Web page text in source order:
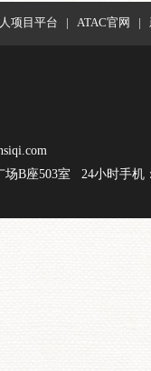
项目平台 | ATAC官网 |
场B座503室 24小时手机